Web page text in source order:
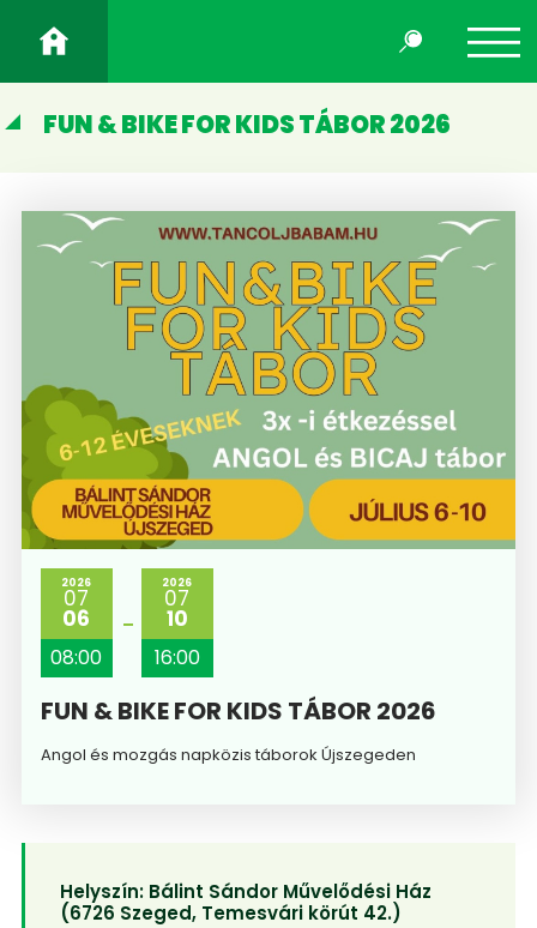
FUN & BIKE FOR KIDS TÁBOR 2026
2026
07
06
08:00
2026
07
10
16:00
FUN & BIKE FOR KIDS TÁBOR 2026
Angol és mozgás napközis táborok Újszegeden
Helyszín: Bálint Sándor Művelődési Ház
(6726 Szeged, Temesvári körút 42.)